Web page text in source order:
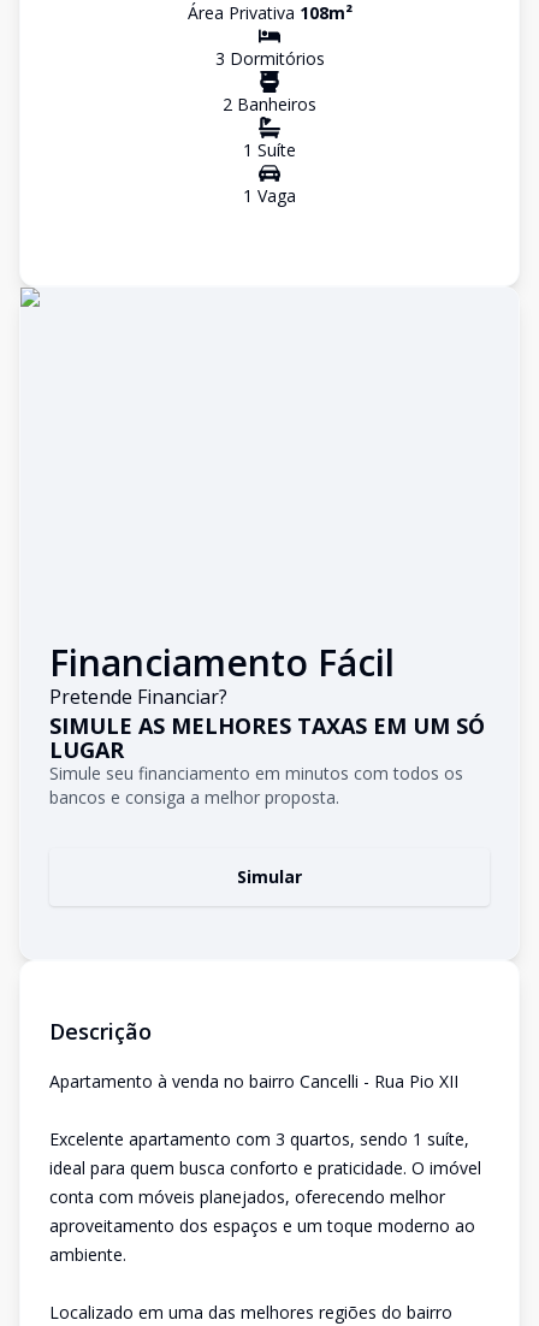
Área Privativa 108m²
3 Dormitórios
2 Banheiros
1 Suíte
1 Vaga
Financiamento Fácil
Pretende Financiar?
SIMULE AS MELHORES TAXAS EM UM SÓ
LUGAR
Simule seu financiamento em minutos com todos os
bancos e consiga a melhor proposta.
Simular
Descrição
Apartamento à venda no bairro Cancelli - Rua Pio XII
Excelente apartamento com 3 quartos, sendo 1 suíte,
ideal para quem busca conforto e praticidade. O imóvel
conta com móveis planejados, oferecendo melhor
aproveitamento dos espaços e um toque moderno ao
ambiente.
Localizado em uma das melhores regiões do bairro